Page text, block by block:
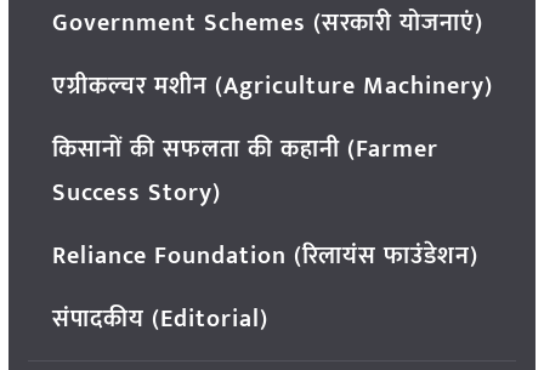
Government Schemes (सरकारी योजनाएं)
एग्रीकल्चर मशीन (Agriculture Machinery)
किसानों की सफलता की कहानी (Farmer
Success Story)
Reliance Foundation (रिलायंस फाउंडेशन)
संपादकीय (Editorial)